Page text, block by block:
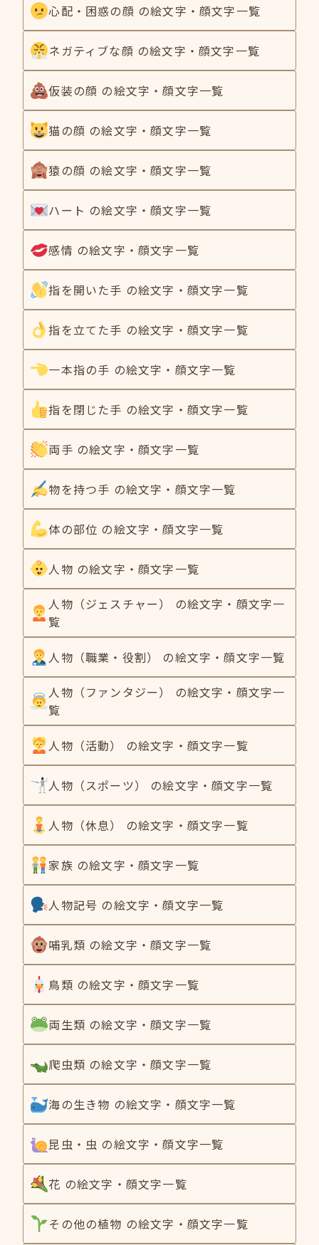
心配・困惑の顔 の絵文字・顔文字一覧
ネガティブな顔 の絵文字・顔文字一覧
仮装の顔 の絵文字・顔文字一覧
猫の顔 の絵文字・顔文字一覧
猿の顔 の絵文字・顔文字一覧
ハート の絵文字・顔文字一覧
感情 の絵文字・顔文字一覧
指を開いた手 の絵文字・顔文字一覧
指を立てた手 の絵文字・顔文字一覧
一本指の手 の絵文字・顔文字一覧
指を閉じた手 の絵文字・顔文字一覧
両手 の絵文字・顔文字一覧
物を持つ手 の絵文字・顔文字一覧
体の部位 の絵文字・顔文字一覧
人物 の絵文字・顔文字一覧
人物（ジェスチャー） の絵文字・顔文字一
覧
人物（職業・役割） の絵文字・顔文字一覧
人物（ファンタジー） の絵文字・顔文字一
覧
人物（活動） の絵文字・顔文字一覧
人物（スポーツ） の絵文字・顔文字一覧
人物（休息） の絵文字・顔文字一覧
家族 の絵文字・顔文字一覧
人物記号 の絵文字・顔文字一覧
哺乳類 の絵文字・顔文字一覧
鳥類 の絵文字・顔文字一覧
両生類 の絵文字・顔文字一覧
爬虫類 の絵文字・顔文字一覧
海の生き物 の絵文字・顔文字一覧
昆虫・虫 の絵文字・顔文字一覧
花 の絵文字・顔文字一覧
その他の植物 の絵文字・顔文字一覧